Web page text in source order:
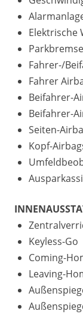
Elektrische
Fahrer-/
Fahrer
Beifahrer-
Beifahrer-
Seiten-
Kopf-
Keyless-Go
Coming-
Leaving-